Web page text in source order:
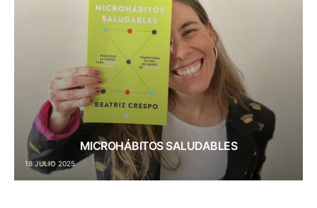
MICROHÁBITOS SALUDABLES
18 JULIO 2025